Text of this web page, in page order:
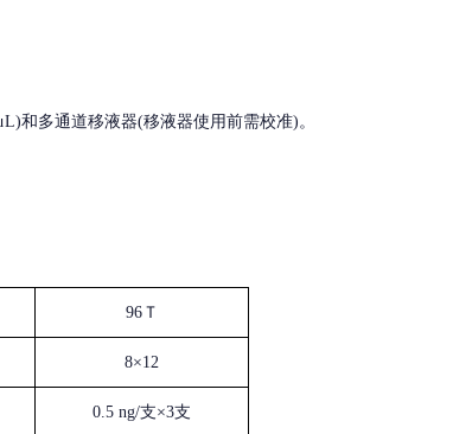
和多通道移液器(移液器使用前需校准)。
96Ｔ
8×12
0.5 ng/支×3支